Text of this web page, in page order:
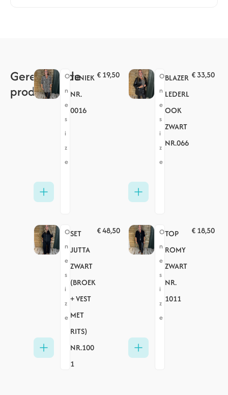
Gerelateerde
producten
O
n
e
s
i
z
e
TUNIEK
NR.
0016
€19,50
O
n
e
s
i
z
e
BLAZER
LEDERL
OOK
ZWART
NR.066
€33,50
O
n
e
s
i
z
e
SET
JUTTA
ZWART
(BROEK
+ VEST
MET
RITS)
NR.100
1
€48,50
O
n
e
s
i
z
e
TOP
ROMY
ZWART
NR.
1011
€18,50